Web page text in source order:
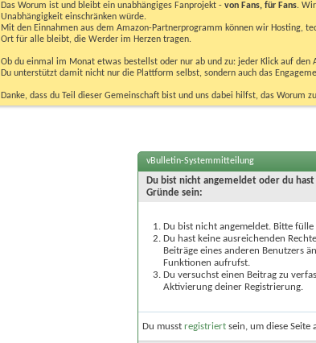
Das Worum ist und bleibt ein unabhängiges Fanprojekt - von Fans, für Fans.
Unabhängigkeit einschränken würde.
Mit den Einnahmen aus dem Amazon-Partnerprogramm können wir Hosting,
Ort für alle bleibt, die Werder im Herzen tragen.
Ob du einmal im Monat etwas bestellst oder nur ab und zu: jeder Klick auf den
Du unterstützt damit nicht nur die Plattform selbst, sondern auch das
Danke, dass du Teil dieser Gemeinschaft bist und uns dabei hilfst, das Worum
vBulletin-Systemmitteilung
Du bist nicht angemeldet oder du
Gründe sein:
Du bist nicht angemeldet. Bitte
Du hast keine ausreichenden
Beiträge eines anderen Benutzers
Funktionen aufrufst.
Du versuchst einen Beitrag zu
Aktivierung deiner Registrierung.
Du musst registriert sein, um diese